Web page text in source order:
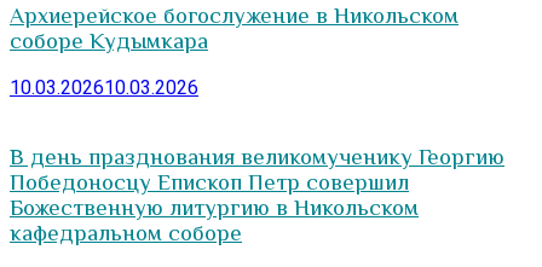
Архиерейское богослужение в Никольском
соборе Кудымкара
10.03.202610.03.2026
В день празднования великомученику Георгию
Победоносцу Епископ Петр совершил
Божественную литургию в Никольском
кафедральном соборе